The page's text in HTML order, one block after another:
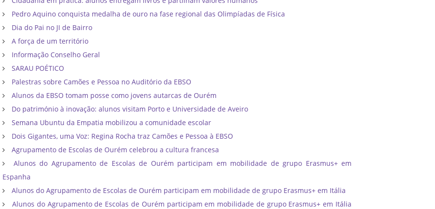
Pedro Aquino conquista medalha de ouro na fase regional das Olimpíadas de Física
Dia do Pai no JI de Bairro
A força de um território
Informação Conselho Geral
SARAU POÉTICO
Palestras sobre Camões e Pessoa no Auditório da EBSO
Alunos da EBSO tomam posse como jovens autarcas de Ourém
Do património à inovação: alunos visitam Porto e Universidade de Aveiro
Semana Ubuntu da Empatia mobilizou a comunidade escolar
Dois Gigantes, uma Voz: Regina Rocha traz Camões e Pessoa à EBSO
Agrupamento de Escolas de Ourém celebrou a cultura francesa
Alunos do Agrupamento de Escolas de Ourém participam em mobilidade de grupo Erasmus+ em
Espanha
Alunos do Agrupamento de Escolas de Ourém participam em mobilidade de grupo Erasmus+ em Itália
Alunos do Agrupamento de Escolas de Ourém participam em mobilidade de grupo Erasmus+ em Itália